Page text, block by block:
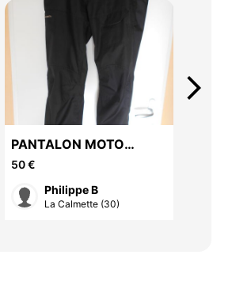
PANTALON MOTO
HOMME TOUTES
SAISONS
50 €
Philippe B
La Calmette (30)
arrow_forward_ios